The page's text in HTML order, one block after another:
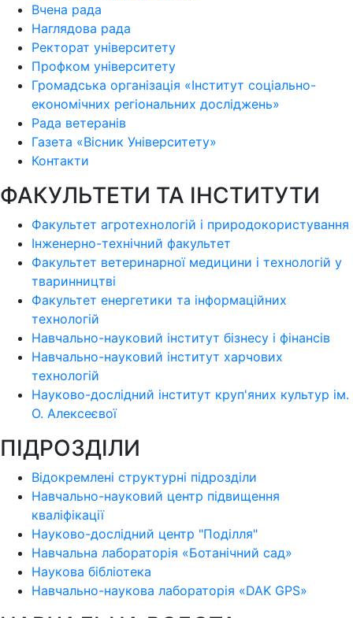
Вчена рада
Наглядова рада
Ректорат університету
Профком університету
Громадська організація «Інститут соціально-
економічних регіональних досліджень»
Рада ветеранів
Газета «Вісник Університету»
Контакти
ФАКУЛЬТЕТИ ТА ІНСТИТУТИ
Факультет агротехнологій і природокористування
Інженерно-технічний факультет
Факультет ветеринарної медицини і технологій у
тваринництві
Факультет енергетики та інформаційних
технологій
Навчально-науковий інститут бізнесу і фінансів
Навчально-науковий інститут харчових
технологій
Науково-дослідний інститут круп'яних культур ім.
О. Алексеєвої
ПІДРОЗДІЛИ
Відокремлені структурні підрозділи
Навчально-науковий центр підвищення
кваліфікації
Науково-дослідний центр "Поділля"
Навчальна лабораторія «Ботанічний сад»
Наукова бібліотека
Навчально-наукова лабораторія «DAK GPS»